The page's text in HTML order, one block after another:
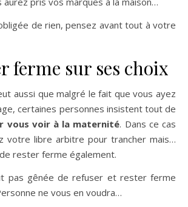
de rien, pensez avant tout à votre
ferme sur ses choix
aussi que malgré le fait que vous ayez
certaines personnes insistent tout de
vous voir à la maternité. Dans ce cas
votre libre arbitre pour trancher mais…
rester ferme également.
pas gênée de refuser et rester ferme
ne vous en voudra…